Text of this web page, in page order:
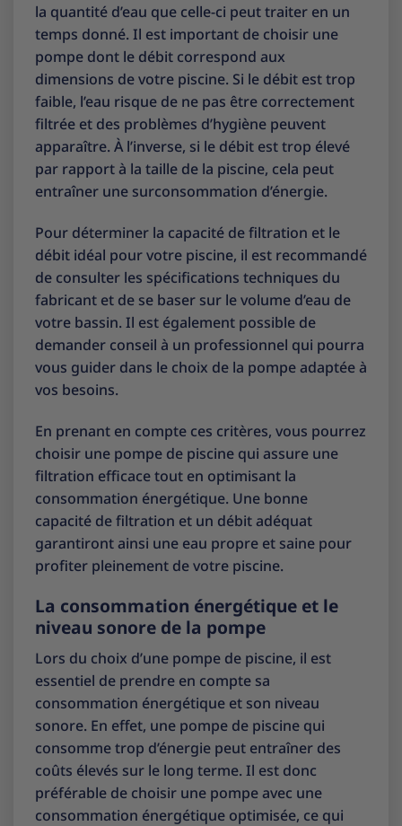
la quantité d’eau que celle-ci peut traiter en un
temps donné. Il est important de choisir une
pompe dont le débit correspond aux
dimensions de votre piscine. Si le débit est trop
faible, l’eau risque de ne pas être correctement
filtrée et des problèmes d’hygiène peuvent
apparaître. À l’inverse, si le débit est trop élevé
par rapport à la taille de la piscine, cela peut
entraîner une surconsommation d’énergie.
Pour déterminer la capacité de filtration et le
débit idéal pour votre piscine, il est recommandé
de consulter les spécifications techniques du
fabricant et de se baser sur le volume d’eau de
votre bassin. Il est également possible de
demander conseil à un professionnel qui pourra
vous guider dans le choix de la pompe adaptée à
vos besoins.
En prenant en compte ces critères, vous pourrez
choisir une pompe de piscine qui assure une
filtration efficace tout en optimisant la
consommation énergétique. Une bonne
capacité de filtration et un débit adéquat
garantiront ainsi une eau propre et saine pour
profiter pleinement de votre piscine.
La consommation énergétique et le
niveau sonore de la pompe
Lors du choix d’une pompe de piscine, il est
essentiel de prendre en compte sa
consommation énergétique et son niveau
sonore. En effet, une pompe de piscine qui
consomme trop d’énergie peut entraîner des
coûts élevés sur le long terme. Il est donc
préférable de choisir une pompe avec une
consommation énergétique optimisée, ce qui